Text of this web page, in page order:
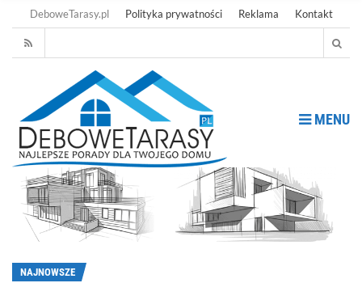
DeboweTarasy.pl Polityka prywatności Reklama Kontakt
MENU
NAJNOWSZE